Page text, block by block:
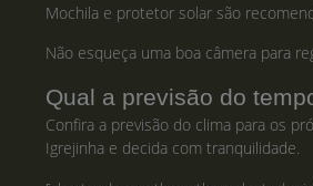
Mochila e protetor solar são
Não esqueça uma boa câmera para
Qual a previsão do
Confira a previsão do clima para os
Igrejinha e decida com tranquilidade.